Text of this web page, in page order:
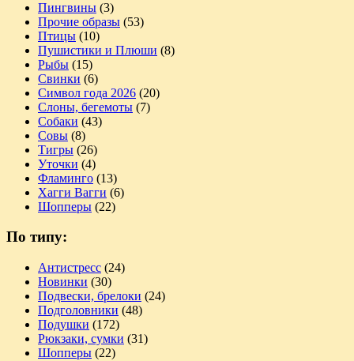
Пингвины (3)
Прочие образы (53)
Птицы (10)
Пушистики и Плюши (8)
Рыбы (15)
Свинки (6)
Символ года 2026 (20)
Слоны, бегемоты (7)
Собаки (43)
Совы (8)
Тигры (26)
Уточки (4)
Фламинго (13)
Хагги Вагги (6)
Шопперы (22)
По типу:
Антистресс (24)
Новинки (30)
Подвески, брелоки (24)
Подголовники (48)
Подушки (172)
Рюкзаки, сумки (31)
Шопперы (22)